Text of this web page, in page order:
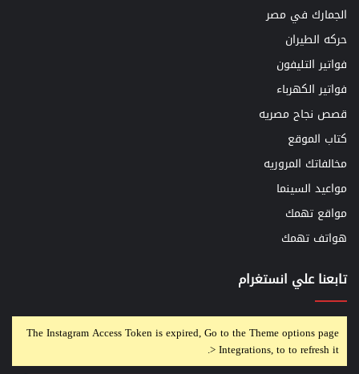
الجمارك في مصر
حركه الطيران
فواتير التليفون
فواتير الكهرباء
قصص نجاح مصريه
كتاب الموقع
مخالفاتك المروريه
مواعيد السينما
مواقع تهمك
هواتف تهمك
تابعنا علي انستغرام
The Instagram Access Token is expired, Go to the Theme options page
> Integrations, to to refresh it.